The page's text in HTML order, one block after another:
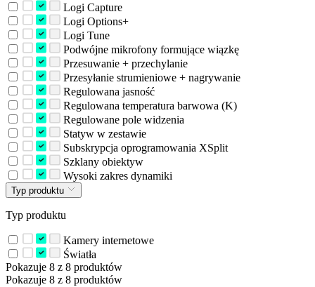
Logi Capture
Logi Options+
Logi Tune
Podwójne mikrofony formujące wiązkę
Przesuwanie + przechylanie
Przesyłanie strumieniowe + nagrywanie
Regulowana jasność
Regulowana temperatura barwowa (K)
Regulowane pole widzenia
Statyw w zestawie
Subskrypcja oprogramowania XSplit
Szklany obiektyw
Wysoki zakres dynamiki
Typ produktu
Typ produktu
Kamery internetowe
Światła
Pokazuje 8 z 8 produktów
Pokazuje 8 z 8 produktów